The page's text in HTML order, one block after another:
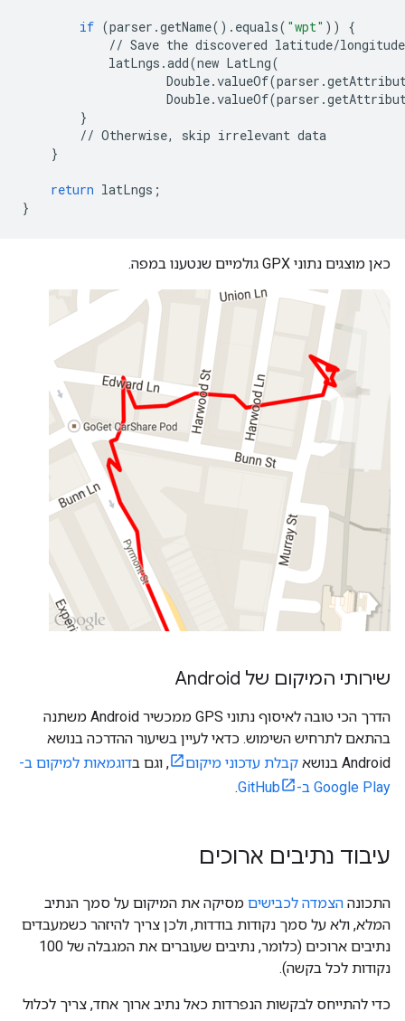
if (parser .getName() . equals( "wpt" ))
{
// Save the discovered latitude/longitude
latLngs .add(new LatLng(
Double.valueOf(parser .
Double.valueOf(parser .
}
// Otherwise, skip irrelevant data
}
return latLngs ;
}
כאן מוצגים נתוני GPX גולמיים שנטענו במפה.
שירותי המיקום של Android
הדרך הכי טובה לאיסוף נתוני GPS ממכשיר Android משתנה
בהתאם לתרחיש השימוש. כדאי לעיין בשיעור ההדרכה בנושא
Android בנושא
קבלת עדכוני מיקום , וגם בדוגמאות למיקום ב-
Google Play ב-GitHub
.
עיבוד נתיבים ארוכים
התכונה הצמדה לכבישים מסיקה את המיקום על סמך הנתיב
המלא, ולא על סמך נקודות בודדות, ולכן צריך להיזהר כשמעבדים
נתיבים ארוכים (כלומר, נתיבים שעוברים את המגבלה של 100
נקודות לכל בקשה).
כדי להתייחס לבקשות הנפרדות כאל נתיב ארוך אחד, צריך לכלול